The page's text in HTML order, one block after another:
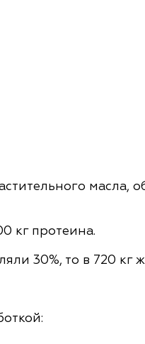
кг протеина.
30%, то в 720 кг
: